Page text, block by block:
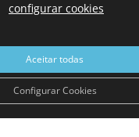
da Rainha e mais de
com mais de
Jornal com distribuição
e assinatura online.
configurar cookies
Aceitar todas
Configurar Cookies